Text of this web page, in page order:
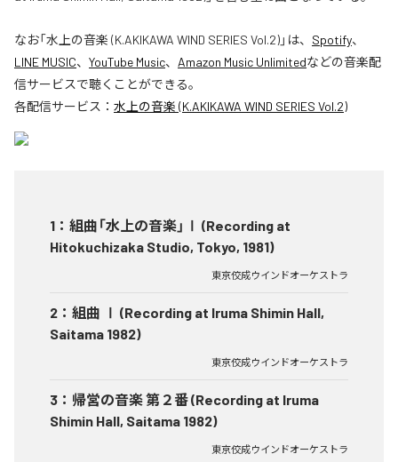
なお「水上の音楽 (K.AKIKAWA WIND SERIES Vol.2)」は、 Spotify、
LINE MUSIC、 YouTube Music、 Amazon Music Unlimitedなどの音楽配
信サービスで聴くことができる。
各配信サービス： 水上の音楽 (K.AKIKAWA WIND SERIES Vol.2)
1 ： 組曲「水上の音楽」Ⅰ (Recording at
Hitokuchizaka Studio, Tokyo, 1981)
東京佼成ウインドオーケストラ
2 ： 組曲 Ⅰ (Recording at Iruma Shimin Hall,
Saitama 1982)
東京佼成ウインドオーケストラ
3 ： 帰営の音楽 第２番 (Recording at Iruma
Shimin Hall, Saitama 1982)
東京佼成ウインドオーケストラ